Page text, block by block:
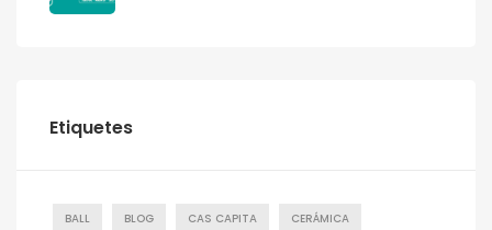
Etiquetes
BALL BLOG CAS CAPITA CERÁMICA